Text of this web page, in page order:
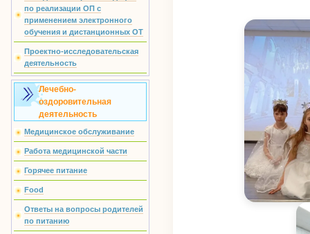
по реализации ОП с
применением электронного
обучения и дистанционных ОТ
Проектно-исследовательская
деятельность
Лечебно-
оздоровительная
деятельность
Медицинское обслуживание
Работа медицинской части
Горячее питание
Food
Ответы на вопросы родителей
по питанию